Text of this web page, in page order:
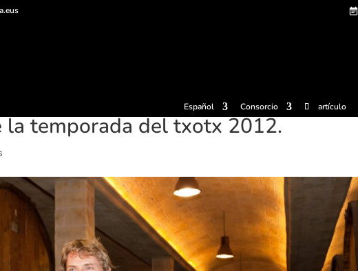
Español Consorcio artículo
la temporada del txotx 2012.